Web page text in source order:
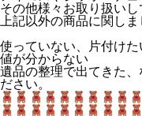
その他様々お取り扱いし
上記以外の商品に関し
使っていない、片付け
値が分からない
遺品の整理で出てきた
ださい。